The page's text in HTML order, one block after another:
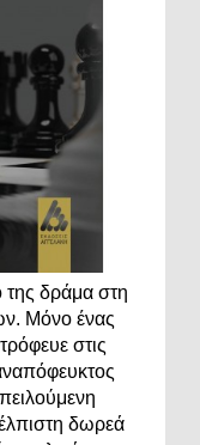
της δράμα στη
Μόνο ένας
στις
δωρεά